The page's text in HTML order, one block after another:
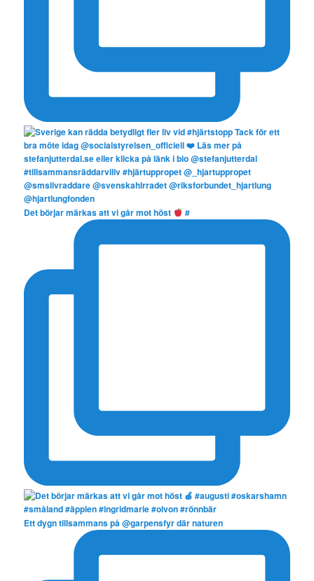
Det börjar märkas att vi går mot höst #
Ett dygn tillsammans på @garpensfyr där naturen